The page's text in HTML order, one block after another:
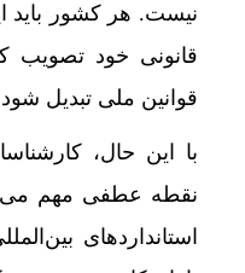
نیست. هر کشور باید
قانونی خود تصویب
قوانین ملی تبدیل
با این حال،
نقطه عطفی مهم
استانداردهای